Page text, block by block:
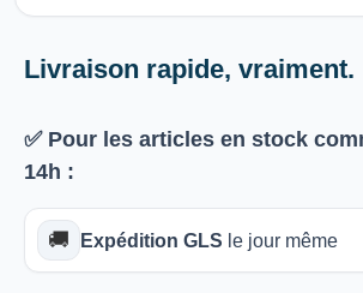
Livraison rapide, vraiment.
✅ Pour les articles en stock
14h :
🚚 Expédition GLS le jour même